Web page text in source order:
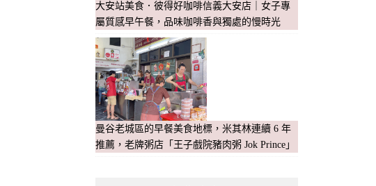
大安站美食．彼得好咖啡信義大安店｜女子專
屬質感早午餐，品味咖啡香與獨處的慢時光
曼谷老城區的早餐美食地標，米其林連續 6 年
推薦，老牌粥店「王子戲院豬肉粥 Jok Prince」